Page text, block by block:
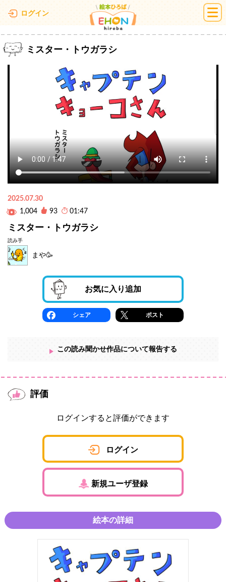
ログイン 絵本ひろば
ミスター・トウガラシ
2025.07.30
1,004
93 01:47
ミスター・トウガラシ
読み手
まや🥳
お気に入り追加
シェア ポスト
この読み聞かせ作品について報告する
評価
ログインすると評価ができます
ログイン
新規ユーザ登録
絵本の詳細